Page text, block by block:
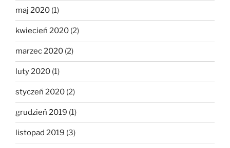
maj 2020 (1)
kwiecień 2020 (2)
marzec 2020 (2)
luty 2020 (1)
styczeń 2020 (2)
grudzień 2019 (1)
listopad 2019 (3)